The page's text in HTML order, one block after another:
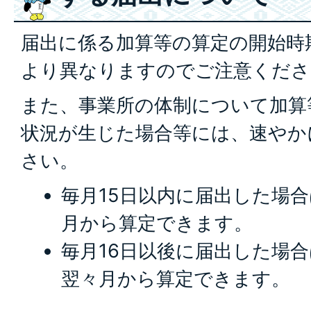
届出に係る加算等の算定の開始
より異なりますのでご注意くだ
また、事業所の体制について加
状況が生じた場合等には、速や
さい。
毎月15日以内に届出した場
月から算定できます。
毎月16日以後に届出した場
翌々月から算定できます。